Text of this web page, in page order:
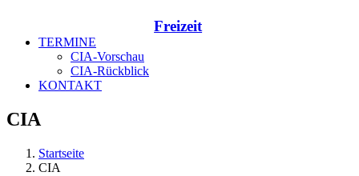
Freizeit
TERMINE
CIA-Vorschau
CIA-Rückblick
KONTAKT
CIA
Startseite
CIA